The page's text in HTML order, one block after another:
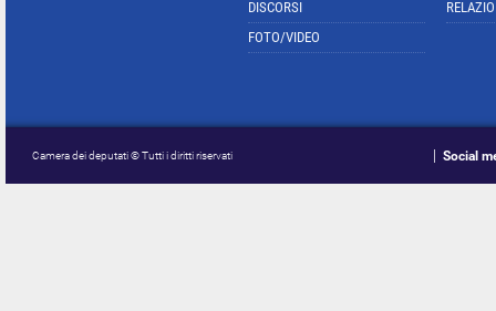
DISCORSI
FOTO/VIDEO
Camera dei deputati © Tutti i diritti riservati Social